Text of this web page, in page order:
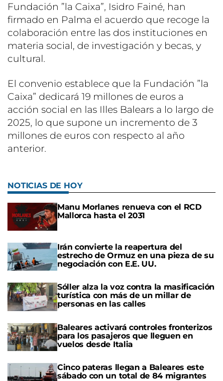
Fundación ”la Caixa”, Isidro Fainé, han
firmado en Palma el acuerdo que recoge la
colaboración entre las dos instituciones en
materia social, de investigación y becas, y
cultural.
El convenio establece que la Fundación ”la
Caixa” dedicará 19 millones de euros a
acción social en las Illes Balears a lo largo de
2025, lo que supone un incremento de 3
millones de euros con respecto al año
anterior.
NOTICIAS DE HOY
Manu Morlanes renueva con el RCD
Mallorca hasta el 2031
Irán convierte la reapertura del
estrecho de Ormuz en una pieza de su
negociación con E.E. UU.
Sóller alza la voz contra la masificación
turística con más de un millar de
personas en las calles
Baleares activará controles fronterizos
para los pasajeros que lleguen en
vuelos desde Italia
Cinco pateras llegan a Baleares este
sábado con un total de 84 migrantes